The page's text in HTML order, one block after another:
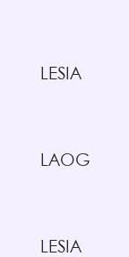
LESIA
LAOG
LESIA